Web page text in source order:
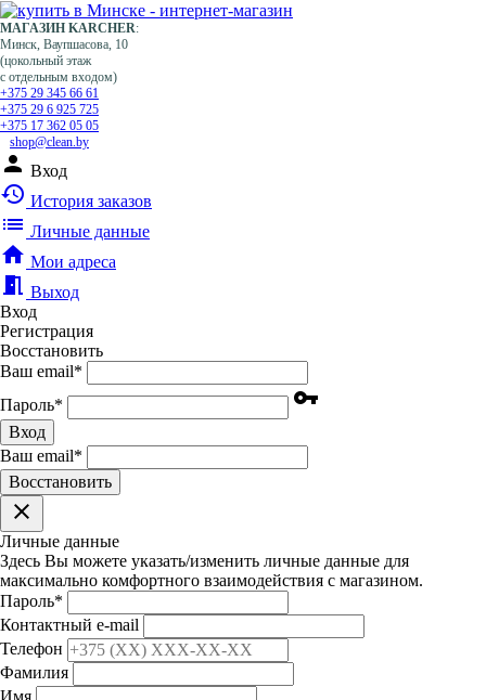
МАГАЗИН KARCHER:
Минск, Ваупшасова, 10
(цокольный этаж
с отдельным входом)
+375 29 345 66 61
+375 29 6 925 725
+375 17 362 05 05
shop@clean.by
person Вход
history История заказов
list Личные данные
home Мои адреса
meeting_room Выход
Вход
Регистрация
Восстановить
Ваш email*
Пароль* vpn_key
Вход
Ваш email*
Воcстановить
clear
Личные данные
Здесь Вы можете указать/изменить личные данные для
максимально комфортного взаимодействия с магазином.
Пароль*
Контактный e-mail
Телефон
Фамилия
Имя